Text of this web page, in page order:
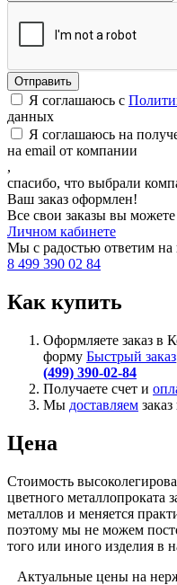
Я соглашаюсь с
данных
Я соглашаюсь на
на email от компании
,
спасибо, что выбрали
Ваш заказ оформлен!
Все свои заказы вы
Личном кабинете
Мы с радостью ответим
8 499 390 02 84
Как купить
Оформляете заказ в
форму Быстрый заказ
(499) 390-02-84
Получаете счет и
Мы доставляем
Цена
Стоимость
цветного металлопроката
металлов и меняется
поэтому мы не можем
того или иного изделия в
Актуальные цены на